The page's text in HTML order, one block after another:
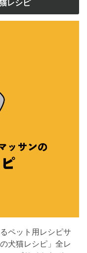
レシピ
ペット用レシピサ
犬猫レシピ」全レ